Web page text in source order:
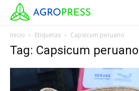
Inicio Etiquetas Capsicum peruano
Tag: Capsicum peruano